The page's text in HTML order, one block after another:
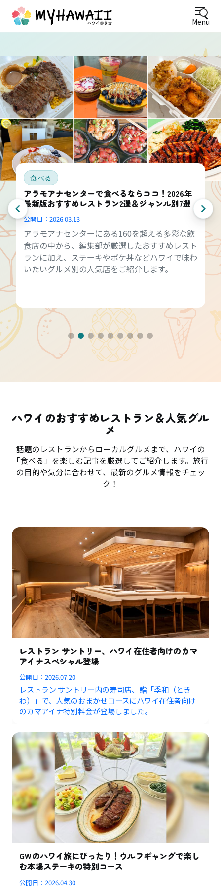
Menu
食べる
アラモアナセンターで食べるならココ！2026年
最新版おすすめレストラン2選＆ジャンル別7選
公開日： 2026.03.13
アラモアナセンターにある160を超える多彩な飲
食店の中から、編集部が厳選したおすすめレスト
ランに加え、ステーキやポケ丼などハワイで味わ
いたいグルメ別の人気店をご紹介します。
ハワイのおすすめレストラン＆人気グル
メ
話題のレストランからローカルグルメまで、ハワイの
「食べる」を楽しむ記事を厳選してご紹介します。旅行
の目的や気分に合わせて、最新のグルメ情報をチェッ
ク！
レストラン サントリー、ハワイ在住者向けのカマ
アイナスペシャル登場
公開日：2026.07.20
レストラン サントリー内の寿司店、鮨「季和（とき
わ）」で、人気のおまかせコースにハワイ在住者向け
のカマアイナ特別料金が登場しました。
GWのハワイ旅にぴったり！ウルフギャングで楽し
む本場ステーキの特別コース
公開日：2026.04.30